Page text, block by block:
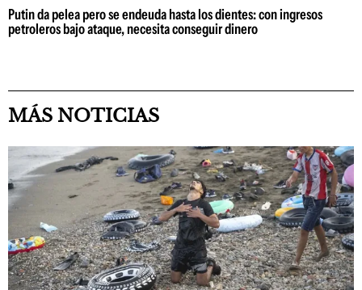
Putin da pelea pero se endeuda hasta los dientes: con ingresos
petroleros bajo ataque, necesita conseguir dinero
MÁS NOTICIAS